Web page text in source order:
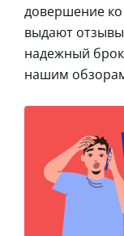
довершение
выдают
надежный
нашим